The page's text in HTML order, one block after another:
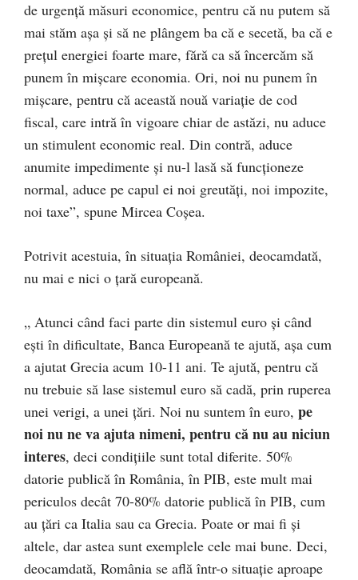
de urgență măsuri economice, pentru că nu putem să
mai stăm aşa şi să ne plângem ba că e secetă, ba că e
preţul energiei foarte mare, fără ca să încercăm să
punem în mişcare economia. Ori, noi nu punem în
mișcare, pentru că această nouă variaţie de cod
fiscal, care intră în vigoare chiar de astăzi, nu aduce
un stimulent economic real. Din contră, aduce
anumite impedimente şi nu-l lasă să funcţioneze
normal, aduce pe capul ei noi greutăţi, noi impozite,
noi taxe”, spune Mircea Coșea.
Potrivit acestuia, în situaţia României, deocamdată,
nu mai e nici o ţară europeană.
„ Atunci când faci parte din sistemul euro şi când
eşti în dificultate, Banca Europeană te ajută, aşa cum
a ajutat Grecia acum 10-11 ani. Te ajută, pentru că
nu trebuie să lase sistemul euro să cadă, prin ruperea
unei verigi, a unei ţări. Noi nu suntem în euro, pe
noi nu ne va ajuta nimeni, pentru că nu au niciun
interes, deci condiţiile sunt total diferite. 50%
datorie publică în România, în PIB, este mult mai
periculos decât 70-80% datorie publică în PIB, cum
au ţări ca Italia sau ca Grecia. Poate or mai fi şi
altele, dar astea sunt exemplele cele mai bune. Deci,
deocamdată, România se află într-o situaţie aproape